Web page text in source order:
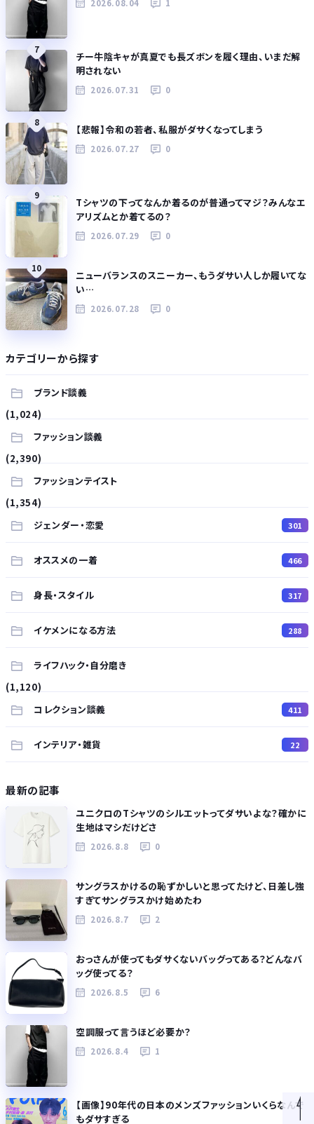
2026.08.04 1
7
チー牛陰キャが真夏でも長ズボンを履く理由、いまだ解
明されない
2026.07.31 0
8
【悲報】令和の若者、私服がダサくなってしまう
2026.07.27 0
9
Tシャツの下ってなんか着るのが普通ってマジ？みんなエ
アリズムとか着てるの？
2026.07.29 0
10
ニューバランスのスニーカー、もうダサい人しか履いてな
い…
2026.07.28 0
カテゴリーから探す
ブランド談義
(1,024)
ファッション談義
(2,390)
ファッションテイスト
(1,354)
ジェンダー・恋愛
301
オススメの一着 466
身長・スタイル 317
イケメンになる方法 288
ライフハック・自分磨き
(1,120)
コレクション談義
411
インテリア・雑貨 22
最新の記事
ユニクロのTシャツのシルエットってダサいよな？確かに
生地はマシだけどさ
2026.8.8 0
サングラスかけるの恥ずかしいと思ってたけど、日差し強
すぎてサングラスかけ始めたわ
2026.8.7 2
おっさんが使ってもダサくないバッグってある？どんなバ
ッグ使ってる？
2026.8.5 6
空調服って言うほど必要か？
2026.8.4 1
【画像】90年代の日本のメンズファッションいくらなんで
もダサすぎる